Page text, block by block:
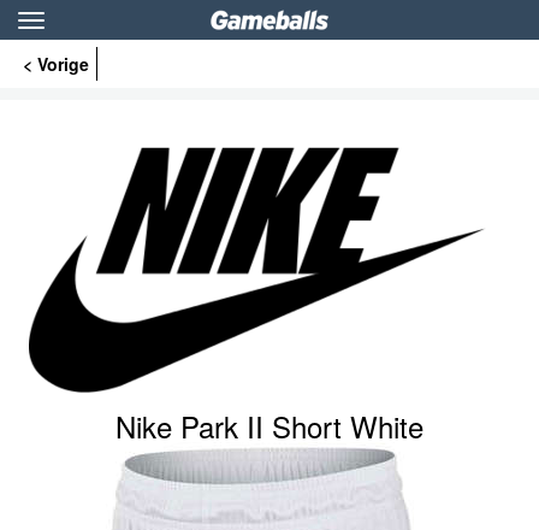
Toggle
navigation
< Vorige
Nike Park II Short White